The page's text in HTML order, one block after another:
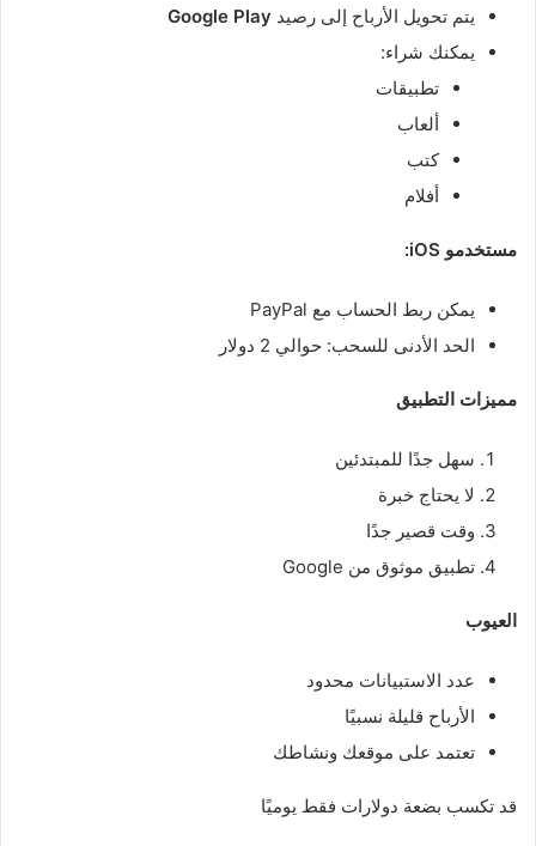
يتم تحويل الأرباح إلى رصيد Google Play
يمكنك شراء:
تطبيقات
ألعاب
كتب
أفلام
مستخدمو iOS:
يمكن ربط الحساب مع PayPal
الحد الأدنى للسحب: حوالي 2 دولار
مميزات التطبيق
سهل جدًا للمبتدئين
لا يحتاج خبرة
وقت قصير جدًا
تطبيق موثوق من Google
العيوب
عدد الاستبيانات محدود
الأرباح قليلة نسبيًا
تعتمد على موقعك ونشاطك
قد تكسب بضعة دولارات فقط يوميًا